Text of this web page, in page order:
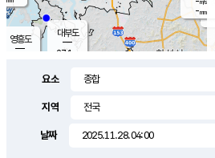
영흥도
3.0m/s
대부도
27.1
-mm
요소
지역
날짜